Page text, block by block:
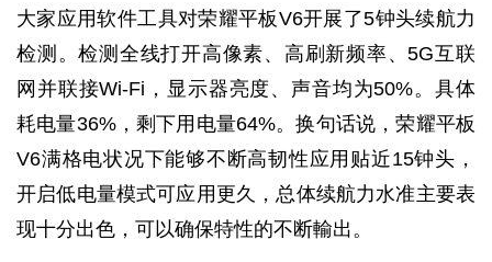
大家应用软件工具对荣耀平板V6开展了5钟头续航力
检测。检测全线打开高像素、高刷新频率、5G互联
网并联接Wi-Fi，显示器亮度、声音均为50%。具体
耗电量36%，剩下用电量64%。换句话说，荣耀平板
V6满格电状况下能够不断高韧性应用贴近15钟头，
开启低电量模式可应用更久，总体续航力水准主要表
现十分出色，可以确保特性的不断輸出。